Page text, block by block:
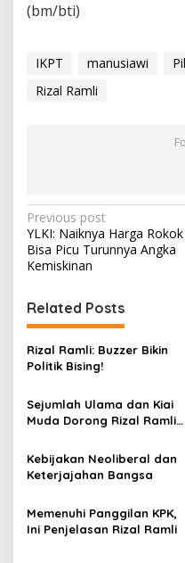
(bm/bti)
IKPT manusiawi
Rizal Ramli
P
o
s
t
n
a
v
i
g
t
o
Previous post
YLKI: Naiknya Harga Rokok
Bisa Picu Turunnya Angka
Kemiskinan
Related Posts
Rizal Ramli: Buzzer Bikin
Politik Bising!
Sejumlah Ulama dan Kiai
Muda Dorong Rizal Ramli
Kebijakan Neoliberal dan
Keterjajahan Bangsa
Memenuhi Panggilan KPK,
Ini Penjelasan Rizal Ramli